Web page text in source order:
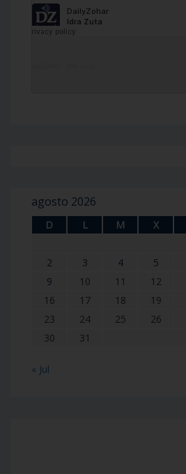
agosto 2026
D L M X
2
3 4 5
9
10 11 12
16
17 18 19
23
24 25 26
30
31
« Jul